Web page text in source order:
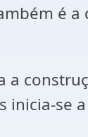
é a
a
inicia-se